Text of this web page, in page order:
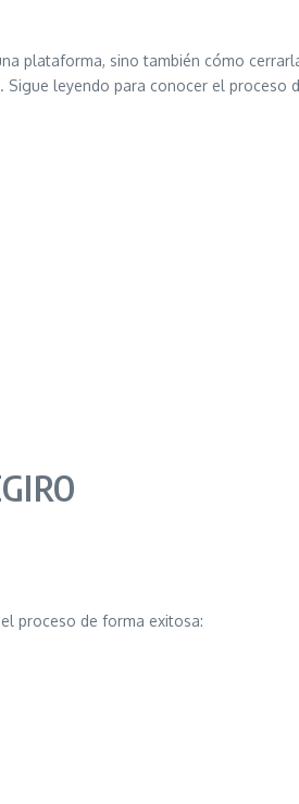
plataforma, sino también cómo
leyendo para conocer el
proceso de forma exitosa: